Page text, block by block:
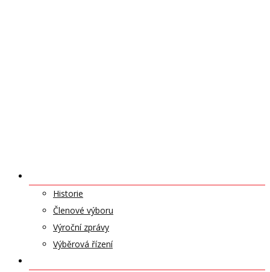
Historie
Členové výboru
Výroční zprávy
Výběrová řízení